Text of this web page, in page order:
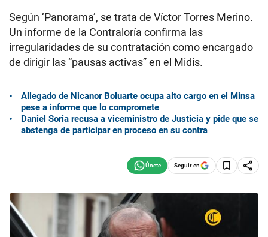
Según ‘Panorama’, se trata de Víctor Torres Merino.
Un informe de la Contraloría confirma las
irregularidades de su contratación como encargado
de dirigir las “pausas activas” en el Midis.
Allegado de Nicanor Boluarte ocupa alto cargo en el Minsa
pese a informe que lo compromete
Daniel Soria recusa a viceministro de Justicia y pide que se
abstenga de participar en proceso en su contra
Seguir en